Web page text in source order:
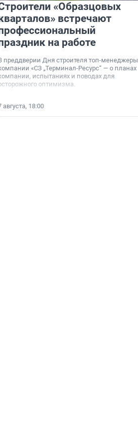
«Образцовых
встречают
на работе
преддверии Дня строителя топ-менеджеры
«СЗ „Терминал-Ресурс“ — о планах
испытаниях и поводах для
оптимизма.
августа, 18:00